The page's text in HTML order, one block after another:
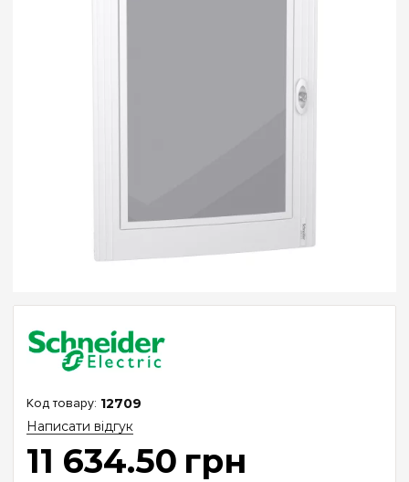
12709
Написати відгук
11 634.50 грн